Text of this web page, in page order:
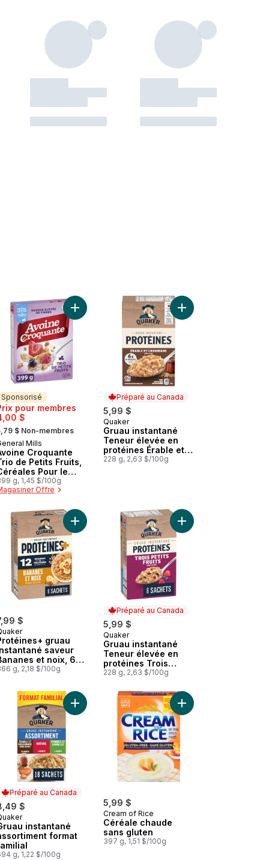
Céréales Pour le Petit-Déjeuner Riche en Fibres,Grains
de blé au panier
Sponsorisé
pour membres
$
$ Non-membres
Mills
Croquante
de Petits Fruits,
Pour le
Déjeuner Riche
Fibres, Grains
g, 1,45 $/100g
Offre
Ajouter Avoine Croquante Trio de Petits Fruits,
Préparé au Canada
5,99 $
Préparé au Canada
Quaker
Gruau instantané
Teneur élevée en
protéines Érable et
cassonade
228 g, 2,63 $/100g
Ajouter Gruau
Érable et cassonade, 6 sachets au panier
chaudes originales instantanées de Cream of Wheat au
$
gruau
saveur
et noix, 6
g, 2,18 $/100g
Ajouter Protéines+ gruau instantané saveur
Préparé au Canada
5,99 $
Préparé au Canada
Quaker
Gruau instantané
Teneur élevée en
protéines Trois
petits fruits
228 g, 2,63 $/100g
Ajouter Gruau
Instantané au panier
anneaux à saveur de vanille au panier
Préparé au Canada
$
au Canada
instantané
format
g, 1,22 $/100g
Ajouter Gruau instantané assortiment format
5,99 $
Cream of Rice
Céréale chaude
sans gluten
397 g, 1,51 $/100g
Ajouter Céréale